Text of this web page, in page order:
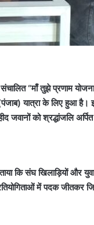
“माँ तुझे प्रणाम
(पंजाब) यात्रा के लिए हुआ
को श्रद्धांजलि
कि संघ खिलाड़ियों और
में पदक जीतकर